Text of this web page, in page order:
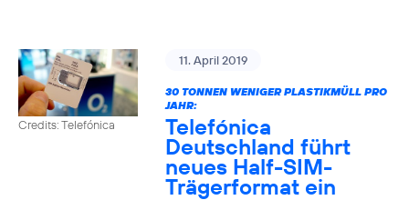
Credits: Telefónica
11. April 2019
30 TONNEN WENIGER PLASTIKMÜLL PRO
JAHR:
Telefónica
Deutschland führt
neues Half-SIM-
Trägerformat ein